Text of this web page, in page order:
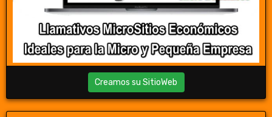
Creamos su SitioWeb